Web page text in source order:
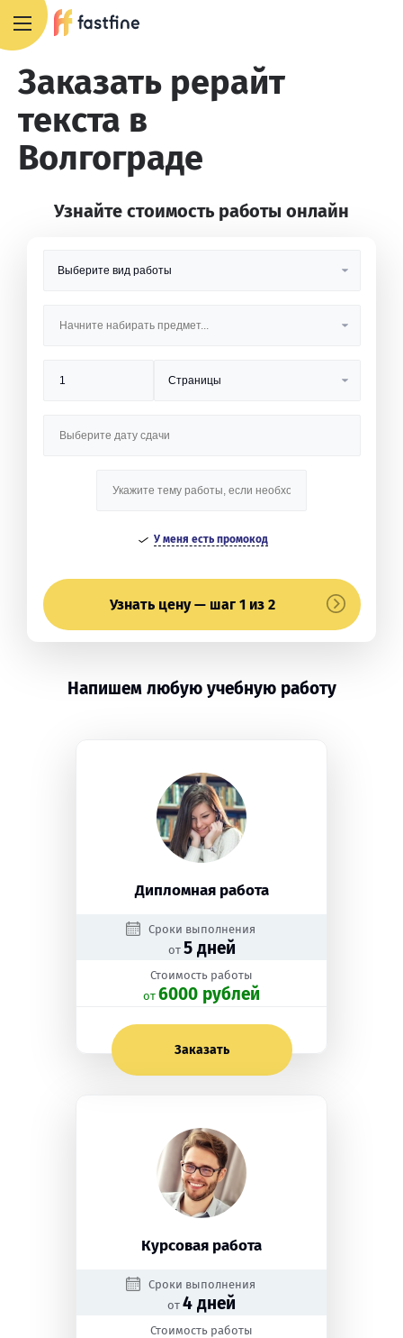
Заказать рерайт
текста в
Волгограде
Узнайте стоимость работы онлайн
У меня есть промокод
Узнать цену — шаг 1 из 2
Напишем любую учебную работу
Дипломная работа
Сроки выполнения
от 5 дней
Стоимость работы
oт 6000 рублей
Заказать
Курсовая работа
Сроки выполнения
от 4 дней
Стоимость работы